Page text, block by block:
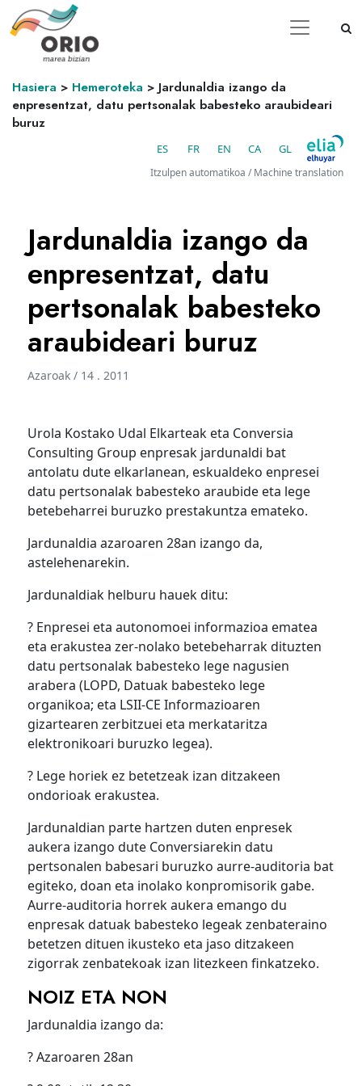
Hasiera > Hemeroteka >Jardunaldia izango da
enpresentzat, datu pertsonalak babesteko araubideari
buruz
ES FR EN CA GL
Itzulpen automatikoa / Machine translation
Jardunaldia izango da
enpresentzat, datu
pertsonalak babesteko
araubideari buruz
Azaroak / 14 . 2011
Urola Kostako Udal Elkarteak eta Conversia
Consulting Group enpresak jardunaldi bat
antolatu dute elkarlanean, eskualdeko enpresei
datu pertsonalak babesteko araubide eta lege
betebeharrei buruzko prestakuntza emateko.
Jardunaldia azaroaren 28an izango da,
astelehenarekin.
Jardunaldiak helburu hauek ditu:
? Enpresei eta autonomoei informazioa ematea
eta erakustea zer-nolako betebeharrak dituzten
datu pertsonalak babesteko lege nagusien
arabera (LOPD, Datuak babesteko lege
organikoa; eta LSII-CE Informazioaren
gizartearen zerbitzuei eta merkataritza
elektronikoari buruzko legea).
? Lege horiek ez betetzeak izan ditzakeen
ondorioak erakustea.
Jardunaldian parte hartzen duten enpresek
aukera izango dute Conversiarekin datu
pertsonalen babesari buruzko aurre-auditoria bat
egiteko, doan eta inolako konpromisorik gabe.
Aurre-auditoria horrek aukera emango du
enpresak datuak babesteko legeak zenbateraino
betetzen dituen ikusteko eta jaso ditzakeen
zigorrak zenbatekoak izan litezkeen finkatzeko.
NOIZ ETA NON
Jardunaldia izango da:
? Azaroaren 28an